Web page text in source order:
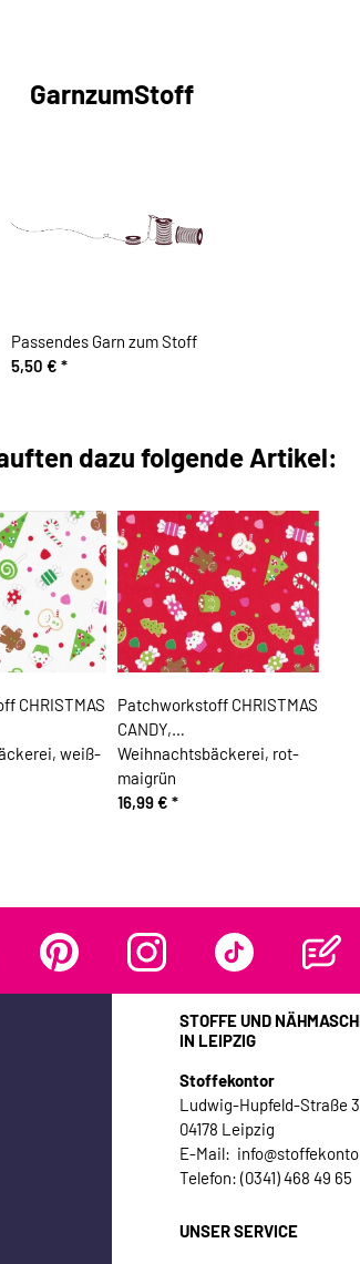
GarnzumStoff
Passendes Garn zum Stoff
5,50 € *
dazu folgende Artikel:
CHRISTMAS
weiß-
Patchworkstoff CHRISTMAS
CANDY,
Weihnachtsbäckerei, rot-
maigrün
16,99 € *
STOFFE UND
IN LEIPZIG
Stoffekontor
Ludwig-Hupfeld-Straße
04178 Leipzig
E-Mail:
Telefon: (0341) 468 49 65
UNSER SERVICE